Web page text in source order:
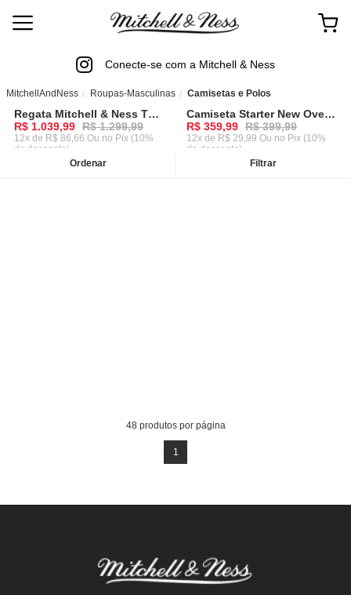
Conecte-se com a Mitchell & Ness
Ordenar Filtrar
MitchellAndNess Roupas-Masculinas Camisetas e Polos
-20%
Regata Mitchell & Ness The Hundreds Jersey Preta
R$ 1.039,99 R$ 1.299,99
12x de R$ 86,66 Ou no Pix (10%
de desconto)
ADICIONAR AO CARRINHO
-10%Camiseta Starter New Oversized Collab Baw x Preta
R$ 359,99 R$ 399,99
12x de R$ 29,99 Ou no Pix (10%
de desconto)
ADICIONAR AO CARRINHO
48produtos por página
1